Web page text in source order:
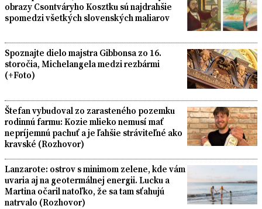
obrazy Csontváryho Kosztku sú najdrahšie
spomedzi všetkých slovenských maliarov
Spoznajte dielo majstra Gibbonsa zo 16.
storočia, Michelangela medzi rezbármi
(+Foto)
Štefan vybudoval zo zarasteného pozemku
rodinnú farmu: Kozie mlieko nemusí mať
nepríjemnú pachuť a je ľahšie stráviteľné ako
kravské (Rozhovor)
Lanzarote: ostrov s minimom zelene, kde vám
uvaria aj na geotermálnej energii. Lucku a
Martina očaril natoľko, že sa tam sťahujú
natrvalo (Rozhovor)